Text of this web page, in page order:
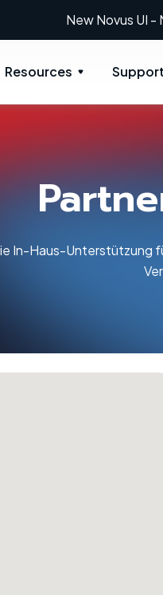
New:
Resources Support
In-Haus-Unterstützung